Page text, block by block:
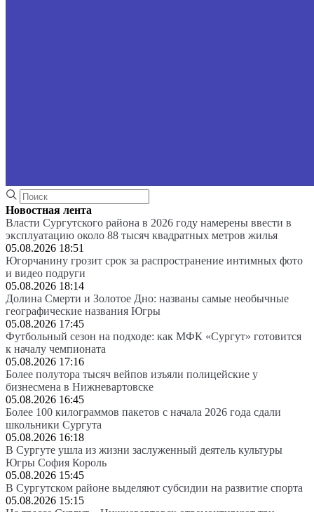
Новостная лента
Власти Сургутского района в 2026 году намерены ввести в
эксплуатацию около 88 тысяч квадратных метров жилья
05.08.2026 18:51
Югорчанину грозит срок за распространение интимных фото
и видео подруги
05.08.2026 18:14
Долина Смерти и Золотое Дно: названы самые необычные
географические названия Югры
05.08.2026 17:45
Футбольный сезон на подходе: как МФК «Сургут» готовится
к началу чемпионата
05.08.2026 17:16
Более полутора тысяч вейпов изъяли полицейские у
бизнесмена в Нижневартовске
05.08.2026 16:45
Более 100 килограммов пакетов с начала 2026 года сдали
школьники Сургута
05.08.2026 16:18
В Сургуте ушла из жизни заслуженный деятель культуры
Югры София Король
05.08.2026 15:45
В Сургутском районе выделяют субсидии на развитие спорта
05.08.2026 15:15